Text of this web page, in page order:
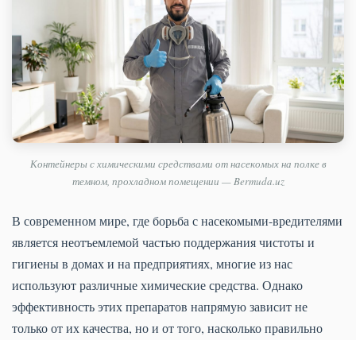
Контейнеры с химическими средствами от насекомых на полке в
темном, прохладном помещении — Bermuda.uz
В современном мире, где борьба с насекомыми-вредителями
является неотъемлемой частью поддержания чистоты и
гигиены в домах и на предприятиях, многие из нас
используют различные химические средства. Однако
эффективность этих препаратов напрямую зависит не
только от их качества, но и от того, насколько правильно